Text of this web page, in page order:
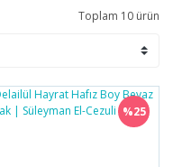
Toplam 10 ürün
%25